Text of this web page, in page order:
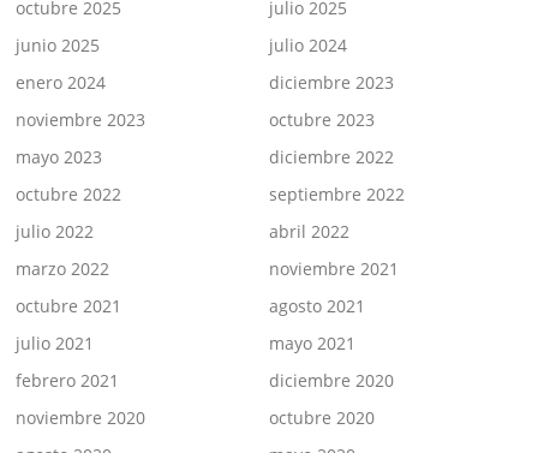
octubre 2025
julio 2025
junio 2025
julio 2024
enero 2024
diciembre 2023
noviembre 2023
octubre 2023
mayo 2023
diciembre 2022
octubre 2022
septiembre 2022
julio 2022
abril 2022
marzo 2022
noviembre 2021
octubre 2021
agosto 2021
julio 2021
mayo 2021
febrero 2021
diciembre 2020
noviembre 2020
octubre 2020